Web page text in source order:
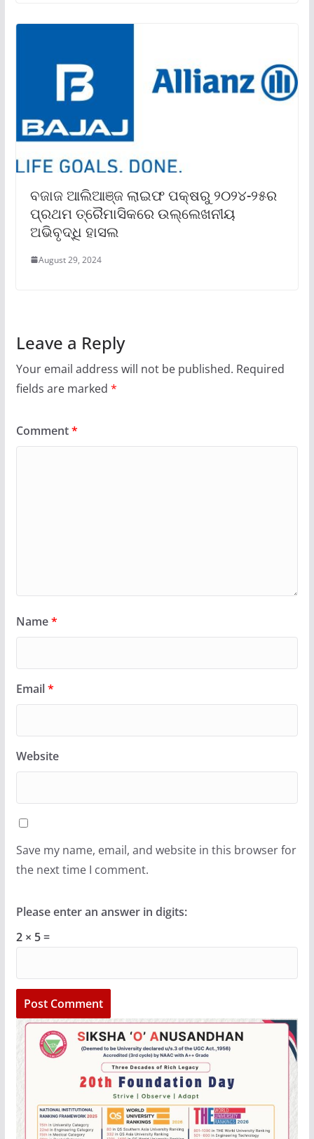
ବଜାଜ ଆଲିଆଞ୍ଜ ଲାଇଫ ପକ୍ଷରୁ ୨୦୨୪-୨୫ର
ପ୍ରଥମ ତ୍ରୈମାସିକରେ ଉଲ୍ଲେଖନୀୟ
ଅଭିବୃଦ୍ଧି ହାସଲ
August 29, 2024
Leave a Reply
Your email address will not be published. Required
fields are marked *
Comment*
Name*
Email*
Website
Save my name, email, and website in this browser for
the next time I comment.
Please enter an answer in digits:
2 × 5 =